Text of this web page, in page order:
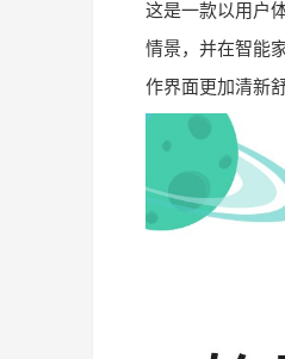
这是一款以用户
情景，并在智能
作界面更加清新舒